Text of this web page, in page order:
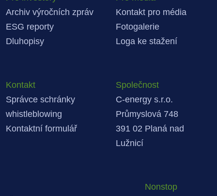
Archiv výročních zpráv
ESG reporty
Dluhopisy
Kontakt pro média
Fotogalerie
Loga ke stažení
Kontakt
Správce schránky
whistleblowing
Kontaktní formulář
Společnost
C-energy s.r.o.
Průmyslová 748
391 02 Planá nad
Lužnicí
Nonstop